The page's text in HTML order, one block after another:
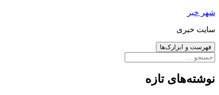
رفتن
نوشته‌ها
شهر خبر
سایت خبری
فهرست و ابزارک‌ها
جستجو
نوشته‌های تازه